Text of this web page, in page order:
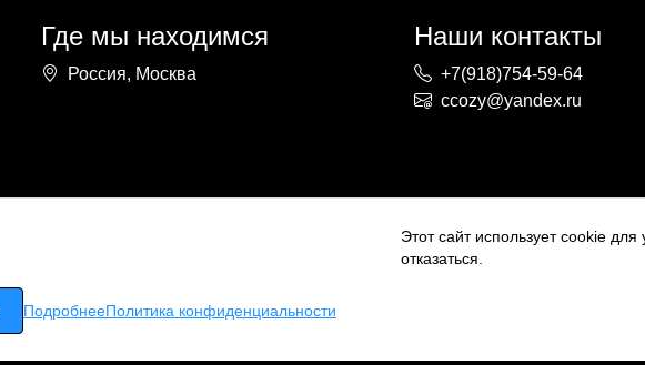
Где мы находимся
Россия, Москва
Наши контакты
+7(918)754-59-64
ccozy@yandex.ru
Этот сайт использует cookie
отказаться.
ПодробнееПолитика конфиденциальности